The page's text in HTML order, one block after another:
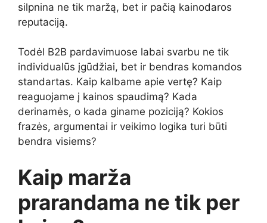
silpnina ne tik maržą, bet ir pačią kainodaros
reputaciją.
Todėl B2B pardavimuose labai svarbu ne tik
individualūs įgūdžiai, bet ir bendras komandos
standartas. Kaip kalbame apie vertę? Kaip
reaguojame į kainos spaudimą? Kada
derinamės, o kada giname poziciją? Kokios
frazės, argumentai ir veikimo logika turi būti
bendra visiems?
Kaip marža
prarandama ne tik per